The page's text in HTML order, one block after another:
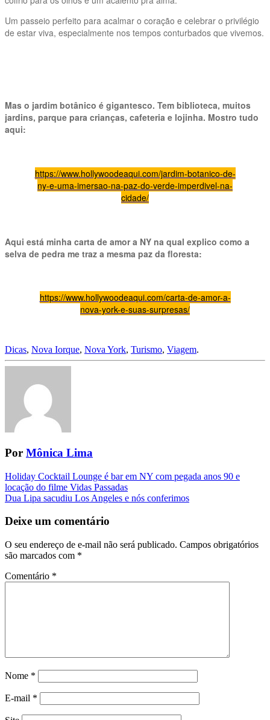
Um passeio perfeito para acalmar o coração e celebrar o privilégio
de estar viva, especialmente nos tempos conturbados que vivemos.
Mas o jardim botânico é gigantesco. Tem biblioteca, muitos
jardins, parque para crianças, cafeteria e lojinha. Mostro tudo
aqui:
https://www.hollywoodeaqui.com/jardim-botanico-de-
ny-e-uma-imersao-na-paz-do-verde-imperdivel-na-
cidade/
Aqui está minha carta de amor a NY na qual explico como a
selva de pedra me traz a mesma paz da floresta:
https://www.hollywoodeaqui.com/carta-de-amor-a-
nova-york-e-suas-surpresas/
Dicas, Nova Iorque, Nova York, Turismo, Viagem.
Por Mônica Lima
Navegação
da
Holiday Cocktail Lounge é bar em NY com pegada anos 90 e
locação do filme Vidas Passadas
Dua Lipa sacudiu Los Angeles e nós conferimos
Deixe um comentário
O seu endereço de e-mail não será publicado. Campos obrigatórios
são marcados com *
Comentário *
Nome *
E-mail *